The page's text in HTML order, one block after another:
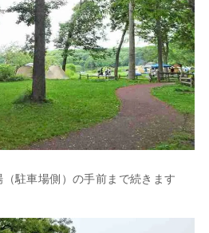
（駐車場側）の手前まで続きます